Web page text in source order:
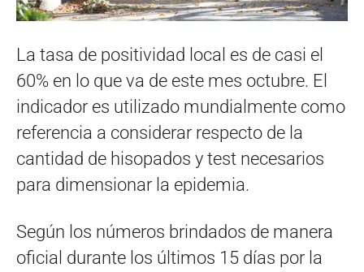
La tasa de positividad local es de casi el
60% en lo que va de este mes octubre. El
indicador es utilizado mundialmente como
referencia a considerar respecto de la
cantidad de hisopados y test necesarios
para dimensionar la epidemia.
Según los números brindados de manera
oficial durante los últimos 15 días por la